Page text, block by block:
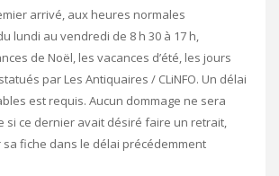
arrivé, aux heures normales
lundi au vendredi de 8 h 30 à 17 h,
de Noël, les vacances d’été, les jours
par Les Antiquaires / CLiNFO. Un délai
est requis. Aucun dommage ne sera
si ce dernier avait désiré faire un retrait,
fiche dans le délai précédemment